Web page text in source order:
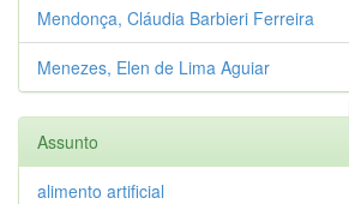
Mendonça, Cláudia Barbieri Ferreira
Menezes, Elen de Lima Aguiar
Assunto
alimento artificial